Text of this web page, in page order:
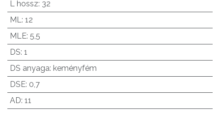
L hossz: 32
ML: 12
MLE: 5,5
DS: 1
DS anyaga: keményfém
DSE: 0,7
AD: 11